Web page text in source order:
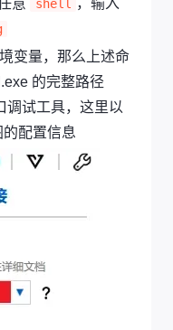
意 shell ，输入
变量，那么上述命
的完整路径
调试工具，这里以
配置信息